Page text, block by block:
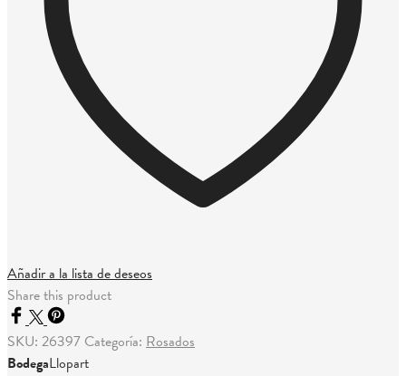
Añadir a la lista de deseos
Share this product
SKU: 26397 Categoría: Rosados
BodegaLlopart